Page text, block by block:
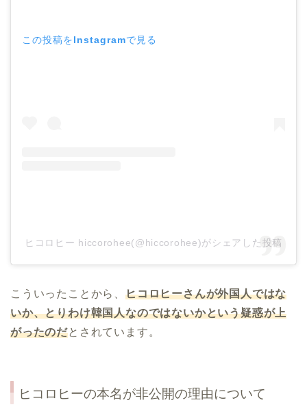
この投稿をInstagramで見る
ヒコロヒー hiccorohee(@hiccorohee)がシェアした投稿
こういったことから、 ヒコロヒーさんが外国人ではな
いか、とりわけ韓国人なのではないかという疑惑が上
がったのだとされています。
ヒコロヒーの本名が非公開の理由について